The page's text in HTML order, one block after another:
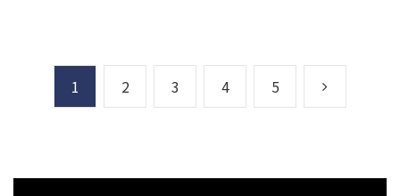
1 2 3 4 5